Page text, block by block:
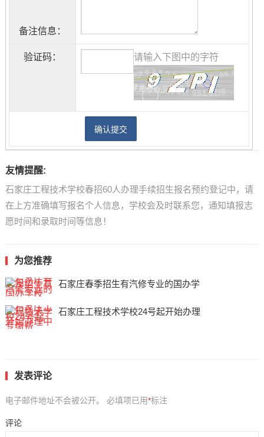
备注信息：
验证码： 请输入下图中的字符
友情提醒:
石家庄工程技术学校春招60人办理手续招生报名预约登记中，请
在上方准确填写报名个人信息，学校会及时联系您，通知填报志
愿时间和录取时间等信息！
为您推荐
石家庄春季招生有汽修专业的国办学
石家庄工程技术学校24号起开始办理
发表评论
电子邮件地址不会被公开。 必填项已用*标注
评论